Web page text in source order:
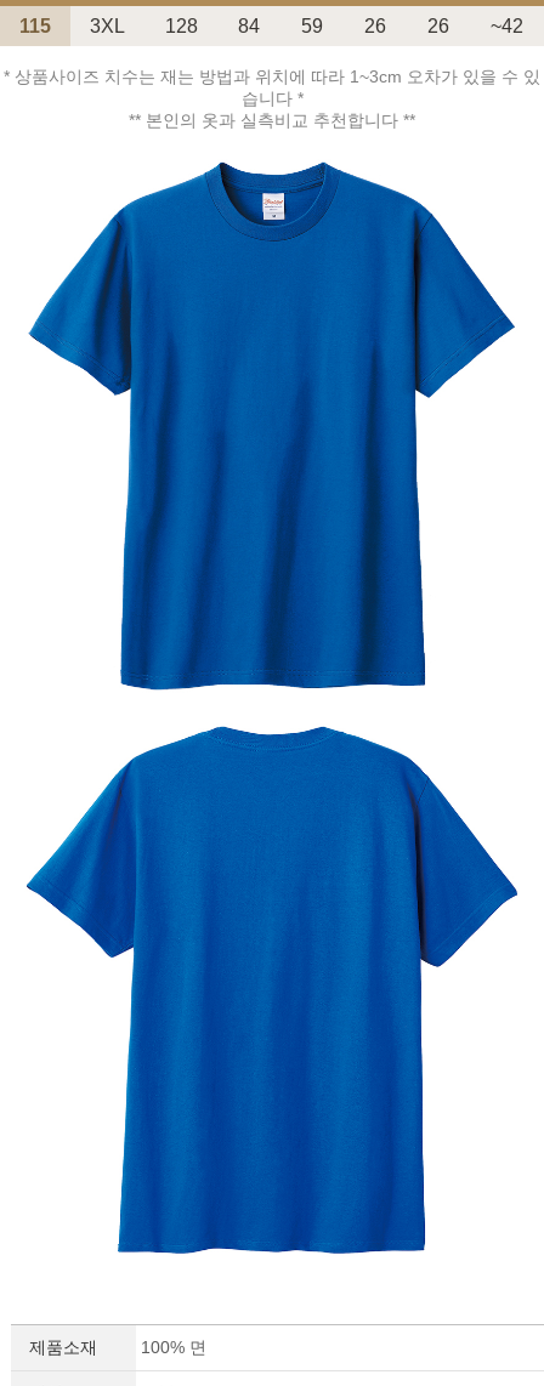
이코 라이프 하
PAYCO 바로구매
115 3XL 128 84 59 26 26 ~42
* 상품사이즈 치수는 재는 방법과 위치에 따라 1~3cm 오차가 있을 수 있
습니다 *
** 본인의 옷과 실측비교 추천합니다 **
제품소재 100% 면